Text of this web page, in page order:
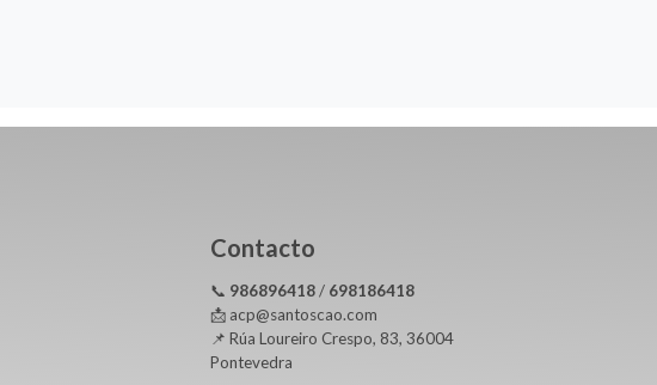
Contacto
📞 986896418/ 698186418
📩 acp@santoscao.com
📌 Rúa Loureiro Crespo, 83, 36004
Pontevedra